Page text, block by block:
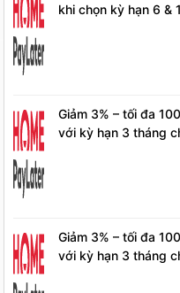
khi chọn kỳ hạn 6 &
Giảm 3% – tối đa
với kỳ hạn 3 tháng
Giảm 3% – tối đa
với kỳ hạn 3 tháng